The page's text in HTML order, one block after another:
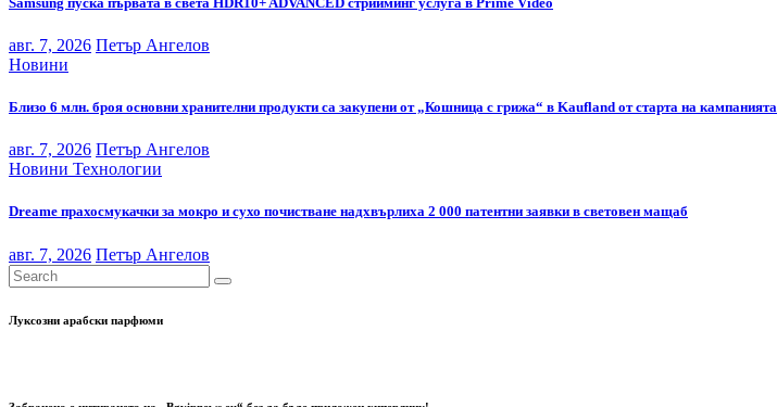
авг. 7, 2026 Петър Ангелов
Новини
Близо 6 млн. броя основни хранителни продукти са закупени от „Кошница с грижа“ в Kaufland от старта на кампанията
авг. 7, 2026 Петър Ангелов
Новини Технологии
Dreame прахосмукачки за мокро и сухо почистване надхвърлиха 2 000 патентни заявки в световен мащаб
авг. 7, 2026 Петър Ангелов
Луксозни арабски парфюми